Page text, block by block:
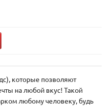
которые позволяют
на любой вкус! Такой
любому человеку, будь